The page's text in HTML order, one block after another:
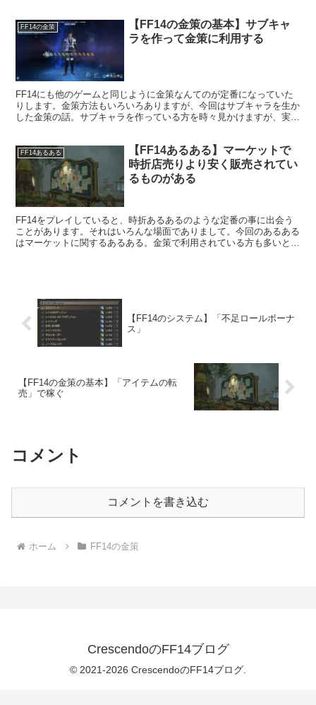
FF14の金策
【FF14の金策の基本】サブキャ
ラを作って金策に利用する
FF14にも他のゲームと同じように金策なんてのが定番になっていた
りします。金策方法もいろいろありますが、今回はサブキャラを生か
した金策の話。サブキャラを作っている方を時々見かけますが、実際
FF14あるある
【FF14あるある】マーケットで
時折店売りより安く販売されてい
るものがある
FF14をプレイしていると、時折あるあるのような定番の事に出会う
ことがあります。それはいろんな場面でありまして。今回のあるある
はマーケットに関するあるある。金策で利用されている方も多いと思
【FF14のシステム】「不足ロールボーナ
ス」
【FF14の金策の基本】「アイテムの転
売」で稼ぐ
コメント
コメントを書き込む
ホーム FF14の金策
CrescendoのFF14ブログ
© 2021-2026 CrescendoのFF14ブログ.